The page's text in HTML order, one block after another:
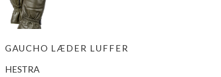
GAUCHO LÆDER LUFFER
HESTRA